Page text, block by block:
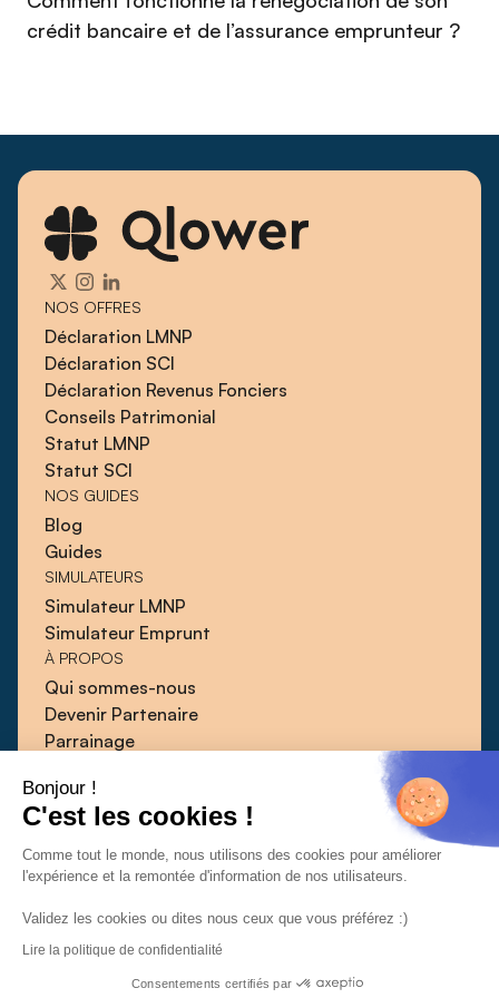
Bonjour !
C'est les cookies !
Comme tout le monde, nous utilisons des cookies pour améliorer
l'expérience et la remontée d'information de nos utilisateurs.
Validez les cookies ou dites nous ceux que vous préférez :)
Lire la politique de confidentialité
Consentements certifiés par
crédit bancaire et de l’assurance emprunteur ?
NOS OFFRES
Déclaration LMNP
Déclaration SCI
Déclaration Revenus Fonciers
Conseils Patrimonial
Statut LMNP
Statut SCI
NOS GUIDES
Blog
Guides
SIMULATEURS
Simulateur LMNP
Simulateur Emprunt
À PROPOS
Qui sommes-nous
Devenir Partenaire
Parrainage
Guides
Presse
Contact
CGUCGVPolitique de confidentialité